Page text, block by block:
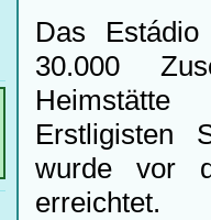
Das
30.000
Erstligisten
wurde vor
erreichtet.